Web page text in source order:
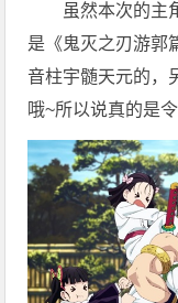
虽然本次的主
是《鬼灭之刃游郭
音柱宇髄天元的，
哦~所以说真的是